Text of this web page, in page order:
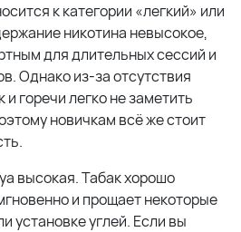
к категории «легкий» или
никотина невысокое,
для длительных сессий и
Однако из-за отсутствия
и горечи легко не заметить
новичкам всё же стоит
высокая. Табак хорошо
и прощает некоторые
установке углей. Если вы